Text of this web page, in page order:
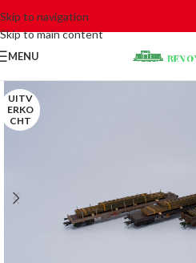
Skip to navigation
Skip to main content
MENU
UITV
ERKO
CHT